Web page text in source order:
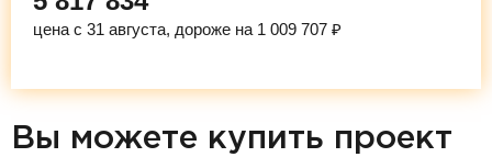
цена с 31 августа, дороже на 1 009 707 ₽
Вы можете купить проект